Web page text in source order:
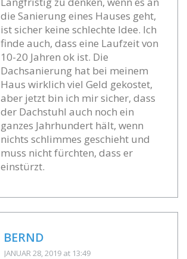
die Sanierung eines Hauses geht,
ist sicher keine schlechte Idee. Ich
finde auch, dass eine Laufzeit von
10-20 Jahren ok ist. Die
Dachsanierung hat bei meinem
Haus wirklich viel Geld gekostet,
aber jetzt bin ich mir sicher, dass
der Dachstuhl auch noch ein
ganzes Jahrhundert hält, wenn
nichts schlimmes geschieht und
muss nicht fürchten, dass er
einstürzt.
BERND
JANUAR 28, 2019 at 13:49